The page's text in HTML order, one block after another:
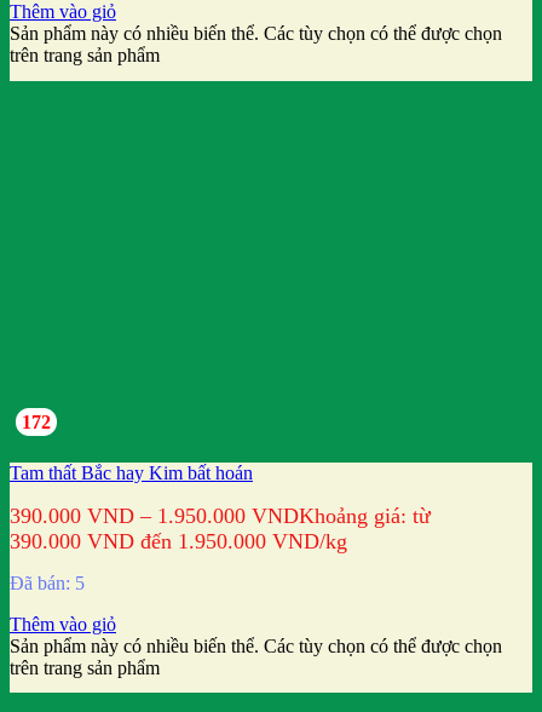
Thêm vào giỏ
Sản phẩm này có nhiều biến thể. Các tùy chọn có thể được chọn
trên trang sản phẩm
172
Tam thất Bắc hay Kim bất hoán
390.000 VND – 1.950.000 VNDKhoảng giá: từ
390.000 VND đến 1.950.000 VND/kg
Đã bán: 5
Thêm vào giỏ
Sản phẩm này có nhiều biến thể. Các tùy chọn có thể được chọn
trên trang sản phẩm